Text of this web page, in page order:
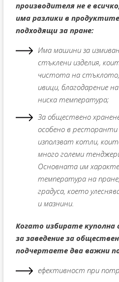
производителя не е
има разлики в
подходящи за пране:
Има машини за
стъклени изделия,
чистота на
ивици, благодарение
ниска температура;
За обществено
особено в ресторанти
използват котли,
много големи
Основната им
температура на
градуса, което
и мазнини.
Когато избирате
за заведение за
подчертаете два важни
ефективност при